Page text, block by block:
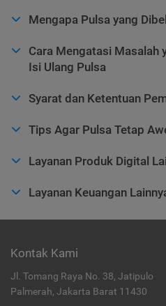
Mengapa Pulsa yang
Cara Mengatasi Masalah
Isi Ulang Pulsa
Syarat dan Ketentuan
Tips Agar Pulsa Tetap
Layanan Produk Digital
Layanan Keuangan
Kontak Kami
Jl. Tomang Raya No. 38, Jatipulo
Palmerah, Jakarta Barat 11430